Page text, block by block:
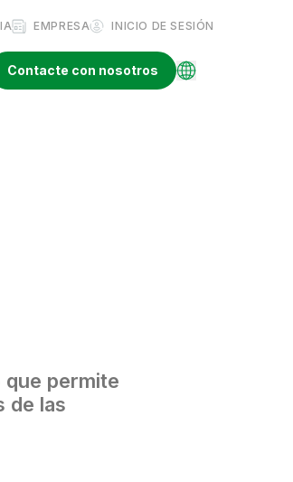
EMPRESA INICIO DE SESIÓN
Contacte con nosotros
que permite
de las